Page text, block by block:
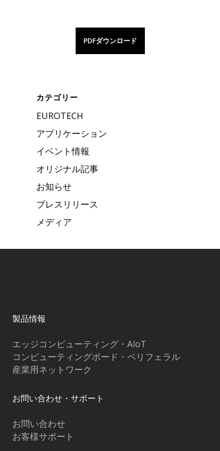
PDFダウンロード
カテゴリー
EUROTECH
アプリケーション
イベント情報
オリジナル記事
お知らせ
プレスリリース
メディア
製品情報
エッジコンピューティング・AIoT
コンピューティングボード・ペリフェラル
産業用ネットワーク
お問い合わせ・サポート
お問い合わせ
お客様サポート